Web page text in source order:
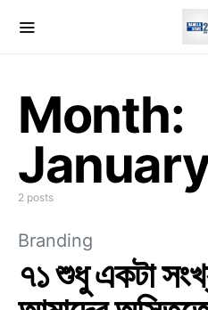
Month:
2 posts
Branding
৭১ শুধু একটা